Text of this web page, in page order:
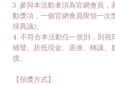
3. 參與本活動者須為官網會員
動獎項，一個官網會員限領一次
得異議)。
4. 不符合本活動任一規則，則
補發、折抵現金、退換、轉讓、
償。
【領獎方式】